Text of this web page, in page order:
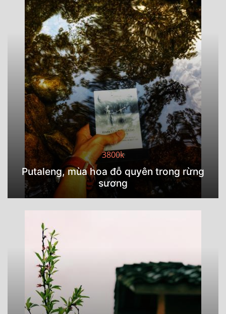
3800k
Putaleng, mùa hoa đỗ quyên trong rừng
sương